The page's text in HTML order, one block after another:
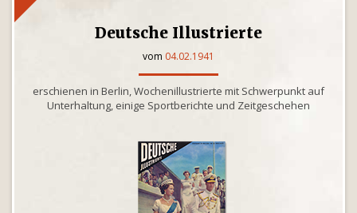
Deutsche Illustrierte
vom 04.02.1941
erschienen in Berlin, Wochenillustrierte mit Schwerpunkt auf
Unterhaltung, einige Sportberichte und Zeitgeschehen